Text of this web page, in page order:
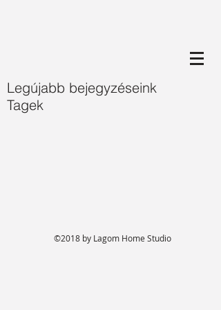
Legújabb bejegyzéseink
Tagek
©2018 by Lagom Home Studio